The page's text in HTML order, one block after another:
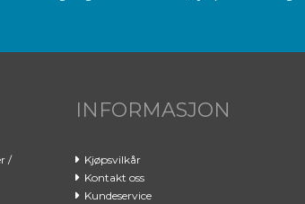
/
INFORMASJON
Kjøpsvilkår
Kontakt oss
Kundeservice